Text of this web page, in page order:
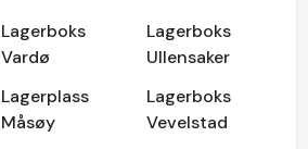
Lagerboks
Vardø
Lagerboks
Ullensaker
Lagerplass
Måsøy
Lagerboks
Vevelstad